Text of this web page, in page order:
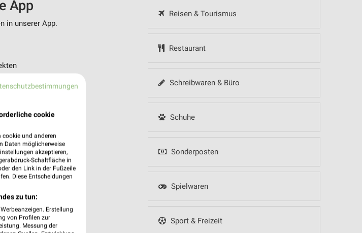
Reisen & Tourismus
Restaurant
Schreibwaren & Büro
Schuhe
Sonderposten
Spielwaren
Sport & Freizeit
App
in unserer App.
cookie
cookie und anderen
Daten möglicherweise
akzeptieren,
Schaltfläche in
den Link in der Fußzeile
Diese Entscheidungen
zu tun:
Erstellung
von Profilen zur
Messung der